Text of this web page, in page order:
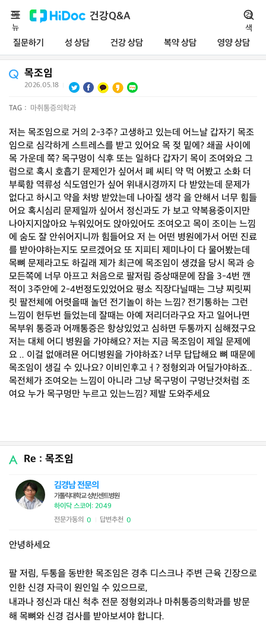
건강Q&A
질문하기 성 상담 건강 상담 복약 상담 영양 상담
메
뉴
검
색
목조임
2026.05.18
TAG : 마취통증의학과
저는 목조임으로 거의 2-3주? 고생하고 있는데 어느날 갑자기 목조
임으로 심각하게 스트레스를 받고 있어요 목 젖 밑에? 쇄골 사이에
목 가운데 쪽? 목구멍이 식후 또는 일하다 갑자기 목이 조여와요 그
럼으로 혹시 호흡기 문제인가 싶어서 폐 씨티 약 먹 어봤고 소화 더
부룩함 역류성 식도염인가 싶어 위내시경까지 다 받았는데 문제가
없다고 하시고 약을 처방 받았는데 나아질 생각 을 안해서 너무 힘들
어요 혹시심리 문제일까 싶어서 정신과도 가 보고 약복용중이지만
나아지지않아요 누워있어도 앉아있어도 조여오고 목이 조이는 느낌
에 숨도 잘 안쉬어지니까 힘들어요 저 는 어떤 병원에가서 어떤 진료
를 받아야하는지도 모르겠어요 또 지피티 제미나이 다 물어봤는데
목뼈 문제라고도 하길래 제가 최근에 목조임이 생겼을 당시 목과 승
모든쪽에 너무 아프고 처음으로 팔저림 증상때문에 잠을 3-4번 깬
적이 3주안에 2-4번정도있었어요 평소 직장다닐때는 그냥 찌릿찌
릿 팔전체에 어렷을때 놀던 전기놀이 하는 느낌? 전기통하는 그런
느낌이 헌두번 들었는데 잘때는 아예 저리더라구요 자고 일어나면
목부위 통증과 어깨통증은 항상있었고 심하면 두통까지 심해졌구요
저는 대체 어디 병원을 가야해요? 저는 지금 목조임이 제일 문제에
요 .. 이걸 없애려묜 어디병원을 가야하죠? 너무 답답해요 뼈 때문에
목조임이 생길 수 있나요? 이비인후고ㅓ? 정형외과 어딜가야하죠..
목전체가 조여오는 느낌이 아니라 그냥 목구멍이 구멍난것처럼 조
여요 누가 목구멍만 누르고 있는느낌? 제발 도와주세요
Re : 목조임
김경남 전문의
가톨릭대학교 성빈센트병원
하이닥 스코어: 2049
전문가동의 0 답변추천 0
안녕하세요
팔 저림, 두통을 동반한 목조임은 경추 디스크나 주변 근육 긴장으로
인한 신경 자극이 원인일 수 있으므로,
내과나 정신과 대신 척추 전문 정형외과나 마취통증의학과를 방문
해 목뼈와 신경 검사를 받아보셔야 합니다.